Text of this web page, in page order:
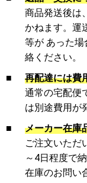
商品発送後は
かねます。運
等が あった
絡ください。
■
再配達には費
通常の宅配便
は別途費用が
■
メーカー在庫
ご注文いただ
～4日程度で
在庫のお問い